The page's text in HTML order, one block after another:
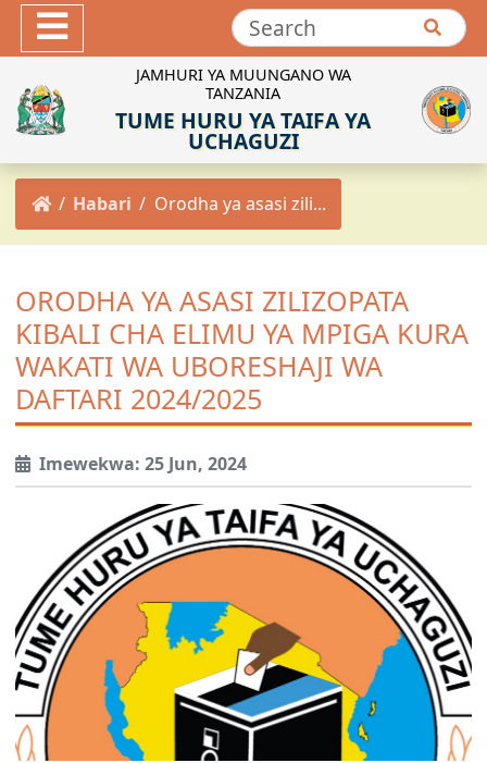
JAMHURI YA MUUNGANO WA
TANZANIA
TUME HURU YA TAIFA YA
UCHAGUZI
Hotuba
Maktaba ya Picha
Maktaba ya Video
INEC-TZ Online TV
MACHAPISHO
Sheria za Uchaguzi
Miongozo ya Uchaguzi
Maelekezo ya Uchaguzi
Taarifa za Uchaguzi
Matokeo ya Uchaguzi
Mpango Mkakati wa INEC 2021/2022-2025/2026
Jarida la Uchaguzi
Waangalizi wa Uchaguzi wa Uchaguzi wa Rais, Wabunge
na Madiwani wa Mwaka 2025
Mwongozo wa Elimu ya Mpiga Kura wa Uchaguzi Mkuu
wa Mwaka 2025
Orodha ya Taasisi na Asasi za Kiraia zilizopata kibali cha
kutoa elimu ya mpiga kura wakati wa uchaguzi wa rais,
wabunge na madiwani wa mwaka 2025
Takwimu za Wapiga Kura Uchaguzi Mkuu wa Mwaka
2025
Habari Orodha ya asasi zili...
ORODHA YA ASASI ZILIZOPATA
KIBALI CHA ELIMU YA MPIGA KURA
WAKATI WA UBORESHAJI WA
DAFTARI 2024/2025
Imewekwa: 25 Jun, 2024